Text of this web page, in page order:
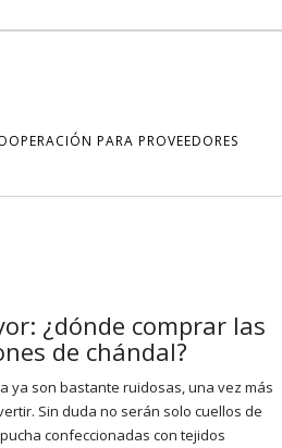
PARA PROVEEDORES
¿dónde comprar las
de chándal?
ya son bastante ruidosas, una vez más
Sin duda no serán solo cuellos de
confeccionadas con tejidos